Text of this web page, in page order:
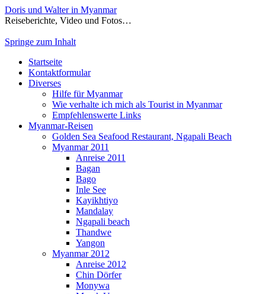
Doris und Walter in Myanmar
Reiseberichte, Video und Fotos…
Springe zum Inhalt
Startseite
Kontaktformular
Diverses
Hilfe für Myanmar
Wie verhalte ich mich als Tourist in Myanmar
Empfehlenswerte Links
Myanmar-Reisen
Golden Sea Seafood Restaurant, Ngapali Beach
Myanmar 2011
Anreise 2011
Bagan
Bago
Inle See
Kayikhtiyo
Mandalay
Ngapali beach
Thandwe
Yangon
Myanmar 2012
Anreise 2012
Chin Dörfer
Monywa